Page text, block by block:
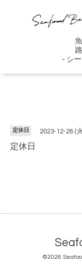
- シ
定休日 2023-12-26 (
定休日
©2026